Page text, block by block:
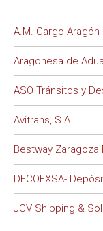
A.M. Cargo Aragón
Aragonesa de
ASO Tránsitos y
Avitrans, S.A.
Bestway Zaragoza
DECOEXSA-
JCV Shipping &